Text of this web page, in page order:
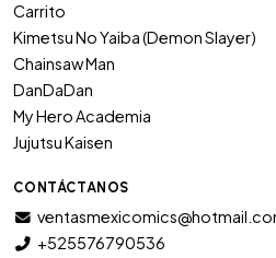
Carrito
Kimetsu No Yaiba (Demon Slayer)
Chainsaw Man
DanDaDan
My Hero Academia
Jujutsu Kaisen
CONTÁCTANOS
+525576790536